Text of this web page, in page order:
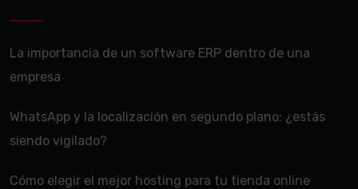
La importancia de un software ERP dentro de una
empresa
WhatsApp y la localización en segundo plano: ¿estás
siendo vigilado?
Cómo elegir el mejor hosting para tu tienda online